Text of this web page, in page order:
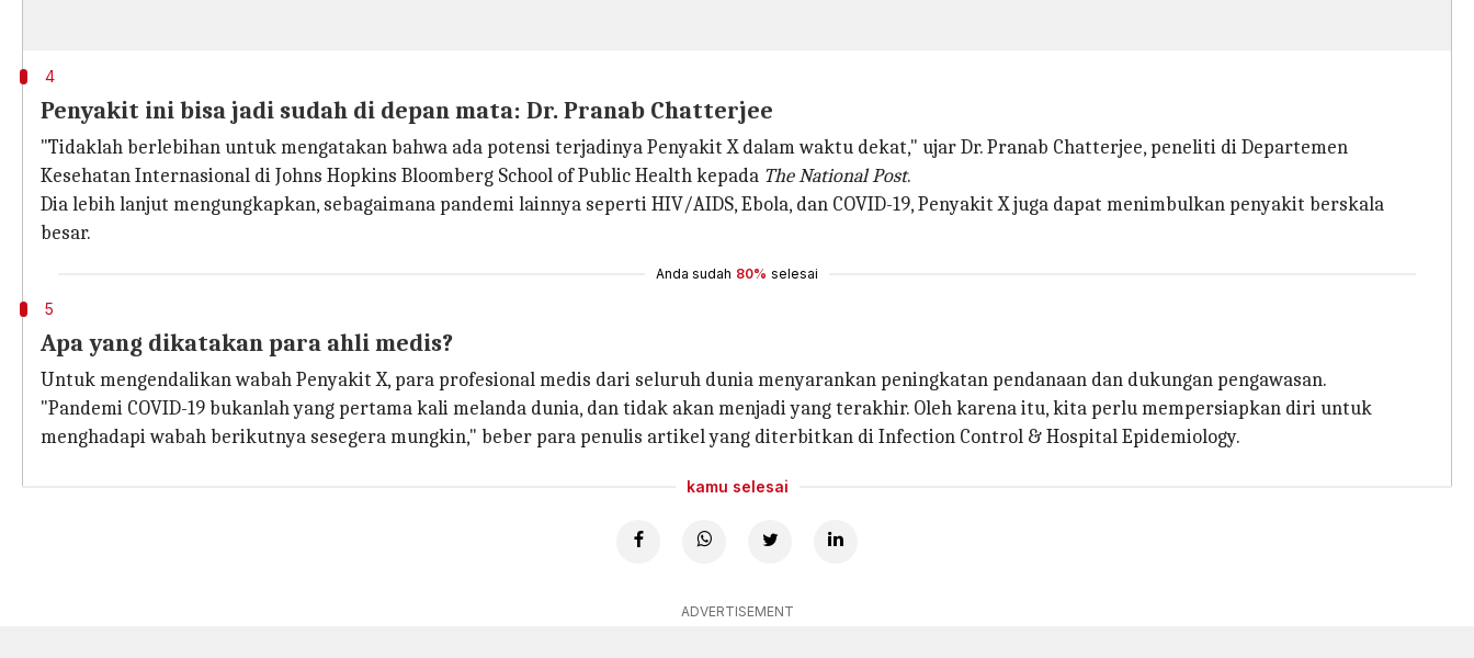
4
Penyakit ini bisa jadi sudah di depan mata: Dr. Pranab Chatterjee
"Tidaklah berlebihan untuk mengatakan bahwa ada potensi terjadinya Penyakit X dalam waktu dekat," ujar Dr. Pranab Chatterjee, peneliti di Departemen
Kesehatan Internasional di Johns Hopkins Bloomberg School of Public Health kepada The National Post.
Dia lebih lanjut mengungkapkan, sebagaimana pandemi lainnya seperti HIV/AIDS, Ebola, dan COVID-19, Penyakit X juga dapat menimbulkan penyakit berskala
besar.
Anda sudah 80% selesai
5
Apa yang dikatakan para ahli medis?
Untuk mengendalikan wabah Penyakit X, para profesional medis dari seluruh dunia menyarankan peningkatan pendanaan dan dukungan pengawasan.
"Pandemi COVID-19 bukanlah yang pertama kali melanda dunia, dan tidak akan menjadi yang terakhir. Oleh karena itu, kita perlu mempersiapkan diri untuk
menghadapi wabah berikutnya sesegera mungkin," beber para penulis artikel yang diterbitkan di Infection Control & Hospital Epidemiology.
kamu selesai
ADVERTISEMENT